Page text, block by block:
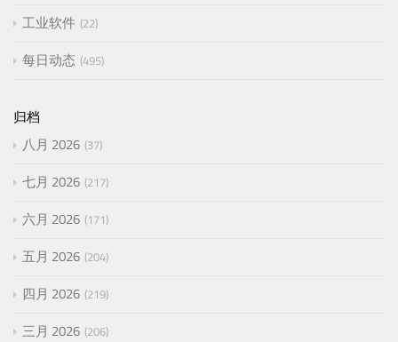
工业软件 22
每日动态 495
归档
八月 2026 37
七月 2026 217
六月 2026 171
五月 2026 204
四月 2026 219
三月 2026 206